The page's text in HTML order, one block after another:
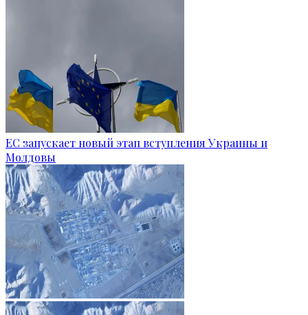
ЕС запускает новый этап вступления Украины и
Молдовы